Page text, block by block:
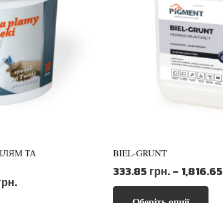
ТА
Діапазон
BIEL-GRUNT
333.85грн.– 1,816.65